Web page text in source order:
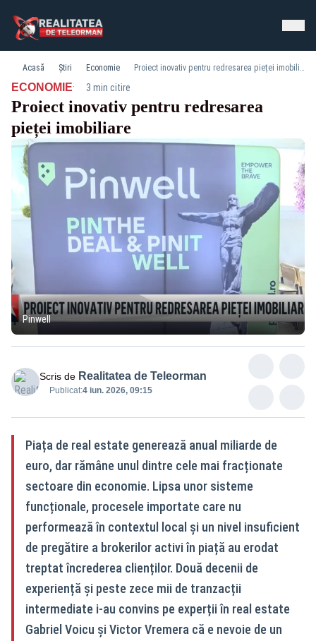
Acasă Știri Economie Proiect inovativ pentru redresarea pieței imobiliare
ECONOMIE· 3 min citire
Proiect inovativ pentru redresarea
pieței imobiliare
Pinwell
Scris de Realitatea de Teleorman
Publicat:4 iun. 2026, 09:15
Piața de real estate generează anual miliarde de
euro, dar rămâne unul dintre cele mai fracționate
sectoare din economie. Lipsa unor sisteme
funcționale, procesele importate care nu
performează în contextul local și un nivel insuficient
de pregătire a brokerilor activi în piață au erodat
treptat încrederea clienților. Două decenii de
experiență și peste zece mii de tranzacții
intermediate i-au convins pe experții în real estate
Gabriel Voicu și Victor Vremera că e nevoie de un